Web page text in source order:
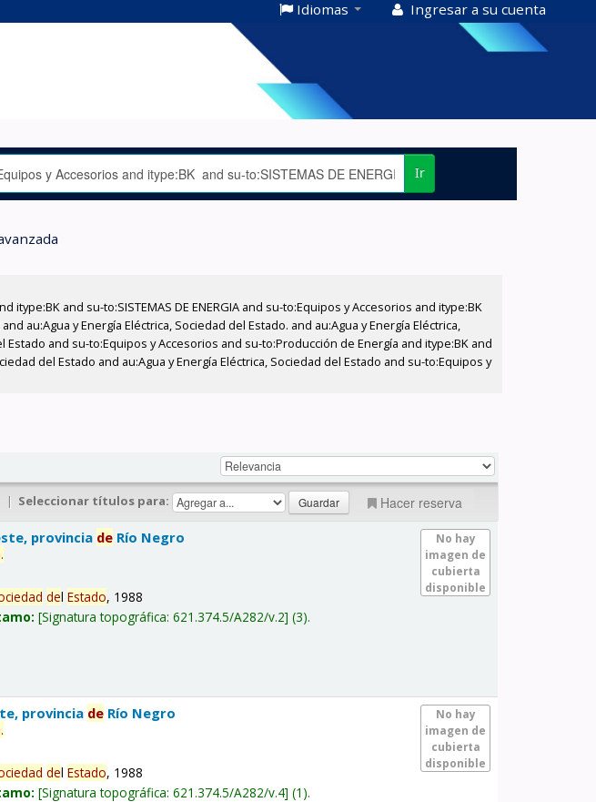
Idiomas Ingresar a su cuenta
Ir
and su-to:SISTEMAS DE ENERGIA and su-to:Equipos y Accesorios and itype:BK
au:Agua y Energía Eléctrica, Sociedad del Estado. and au:Agua y Energía Eléctrica,
and su-to:Equipos y Accesorios and su-to:Producción de Energía and itype:BK and
del Estado and au:Agua y Energía Eléctrica, Sociedad del Estado and su-to:Equipos y
| Seleccionar títulos para: Hacer reserva
No hay
imagen de
cubierta
disponible
provincia de Río Negro
.
delEstado, 1988
Signatura topográfica:621.374.5/A282/v.2 (3).
No hay
imagen de
cubierta
disponible
provincia de Río Negro
.
delEstado, 1988
Signatura topográfica:621.374.5/A282/v.4 (1).